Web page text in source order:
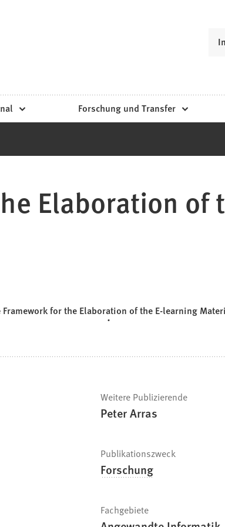
Forschung und Transfer
Elaboration of
for the Elaboration of the E-learning
Weitere Publizierende
Peter Arras
Publikationszweck
Forschung
Fachgebiete